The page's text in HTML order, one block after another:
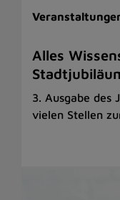
Alles
3. Ausgabe des
vielen Stellen